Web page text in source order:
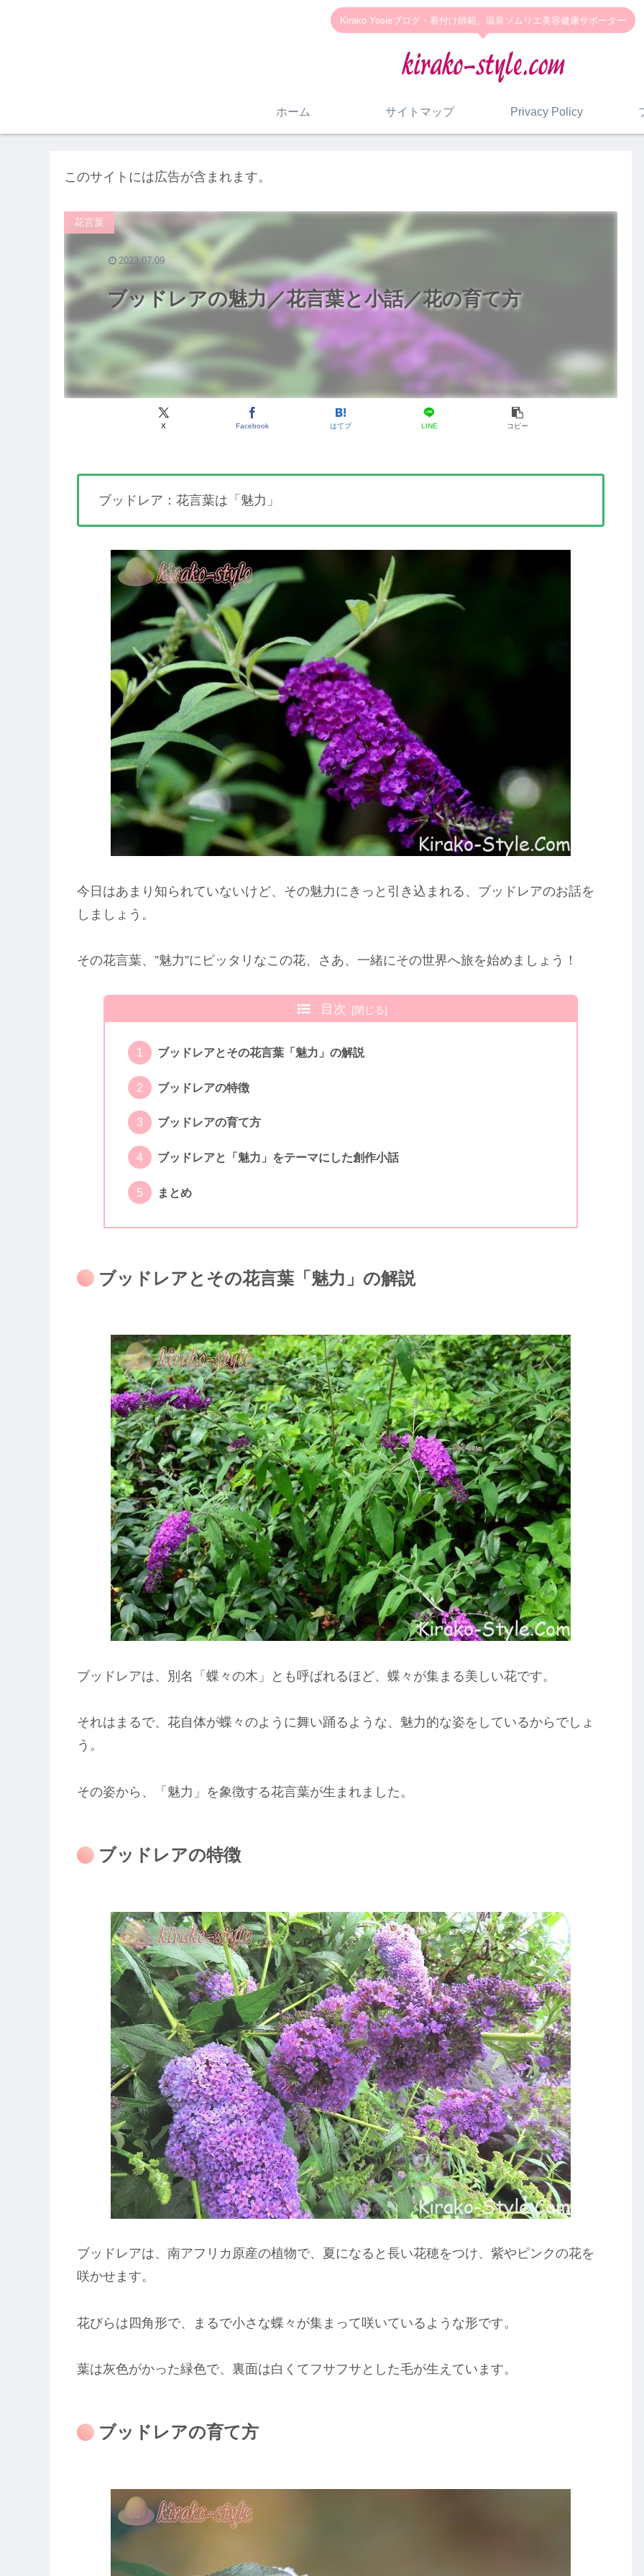
Kirako Yosieブログ・着付け師範、温泉ソムリエ美容健康サポーター
ホーム サイトマップ Privacy Policy
このサイトには広告が含まれます。
ブッドレアの魅力／花言葉と小話／花の育て方
花言葉
X Facebook はてブ LINE コピー
2023.07.09
ブッドレア：花言葉は「魅力」
今日はあまり知られていないけど、その魅力にきっと引き込まれる、ブッドレアのお話を
しましょう。
その花言葉、”魅力”にピッタリなこの花、さあ、一緒にその世界へ旅を始めましょう！
目次
ブッドレアとその花言葉「魅力」の解説
ブッドレアの特徴
ブッドレアの育て方
ブッドレアと「魅力」をテーマにした創作小話
まとめ
ブッドレアとその花言葉「魅力」の解説
ブッドレアは、別名「蝶々の木」とも呼ばれるほど、蝶々が集まる美しい花です。
それはまるで、花自体が蝶々のように舞い踊るような、魅力的な姿をしているからでしょ
う。
その姿から、「魅力」を象徴する花言葉が生まれました。
ブッドレアの特徴
ブッドレアは、南アフリカ原産の植物で、夏になると長い花穂をつけ、紫やピンクの花を
咲かせます。
花びらは四角形で、まるで小さな蝶々が集まって咲いているような形です。
葉は灰色がかった緑色で、裏面は白くてフサフサとした毛が生えています。
ブッドレアの育て方